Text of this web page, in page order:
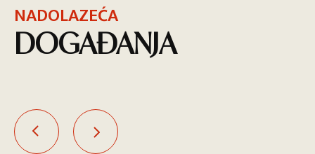
NADOLAZEĆA
DOGAĐANJA